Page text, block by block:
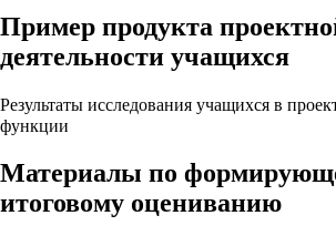
Пример продукта
деятельности учащихся
Результаты исследования учащихся в
функции
Материалы по
итоговому оцениванию